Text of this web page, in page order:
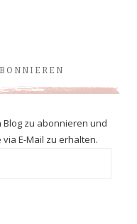
Blog zu abonnieren und
E-Mail zu erhalten.